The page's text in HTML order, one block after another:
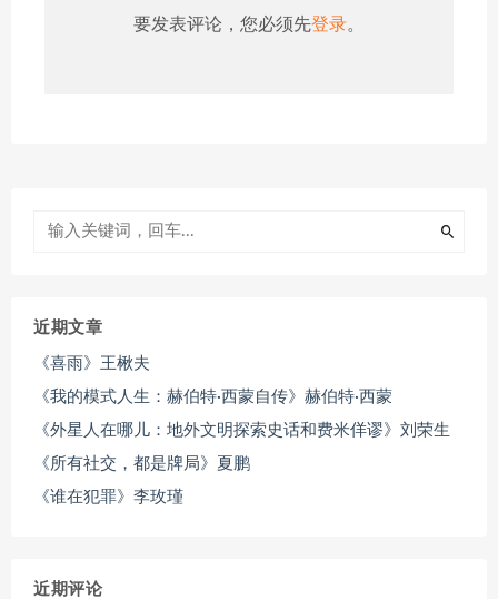
要发表评论，您必须先登录。
近期文章
《喜雨》王楸夫
《我的模式人生：赫伯特·西蒙自传》赫伯特·西蒙
《外星人在哪儿：地外文明探索史话和费米佯谬》刘荣生
《所有社交，都是牌局》夏鹏
《谁在犯罪》李玫瑾
近期评论